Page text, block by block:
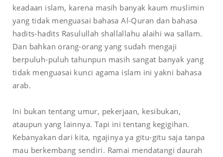
keadaan islam, karena masih banyak kaum muslimin
yang tidak menguasai bahasa Al-Quran dan bahasa
hadits-hadits Rasulullah shallallahu alaihi wa sallam.
Dan bahkan orang-orang yang sudah mengaji
berpuluh-puluh tahunpun masih sangat banyak yang
tidak menguasai kunci agama islam ini yakni bahasa
arab.
Ini bukan tentang umur, pekerjaan, kesibukan,
ataupun yang lainnya. Tapi ini tentang kegigihan.
Kebanyakan dari kita, ngajinya ya gitu-gitu saja tanpa
mau berkembang sendiri. Ramai mendatangi daurah